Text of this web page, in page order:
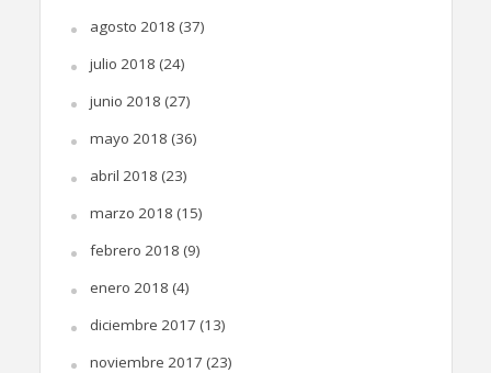
agosto 2018 (37)
julio 2018 (24)
junio 2018 (27)
mayo 2018 (36)
abril 2018 (23)
marzo 2018 (15)
febrero 2018 (9)
enero 2018 (4)
diciembre 2017 (13)
noviembre 2017 (23)